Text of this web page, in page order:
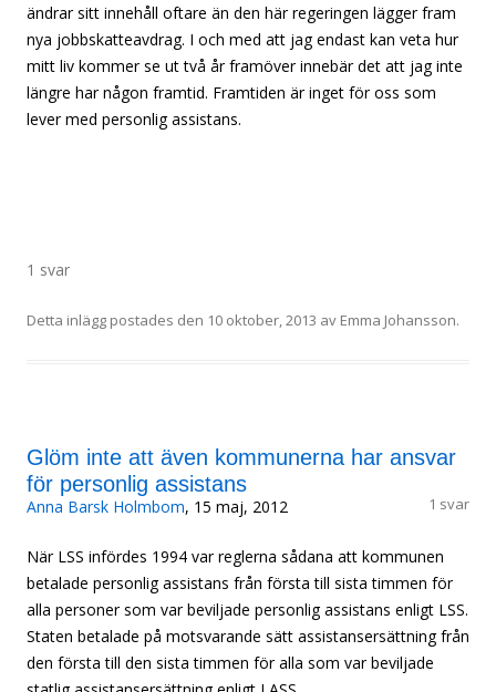
ändrar sitt innehåll oftare än den här regeringen lägger fram
nya jobbskatteavdrag. I och med att jag endast kan veta hur
mitt liv kommer se ut två år framöver innebär det att jag inte
längre har någon framtid. Framtiden är inget för oss som
lever med personlig assistans.
1 svar
Detta inlägg postades den 10 oktober, 2013 av Emma Johansson.
Glöm inte att även kommunerna har ansvar
för personlig assistans
Anna Barsk Holmbom, 15 maj, 2012 1 svar
När LSS infördes 1994 var reglerna sådana att kommunen
betalade personlig assistans från första till sista timmen för
alla personer som var beviljade personlig assistans enligt LSS.
Staten betalade på motsvarande sätt assistansersättning från
den första till den sista timmen för alla som var beviljade